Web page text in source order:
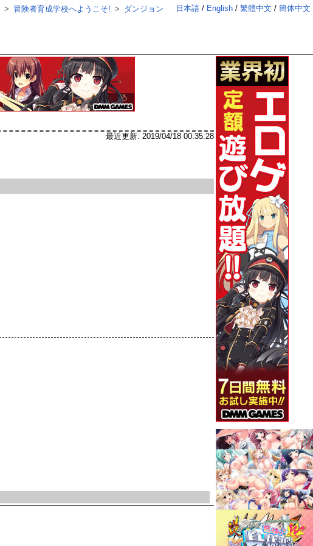
日本語 English 繁體中文 簡体中文
冒険者育成学校へようこそ! ダンジョン
最近更新: 2019/04/18 00:35:28